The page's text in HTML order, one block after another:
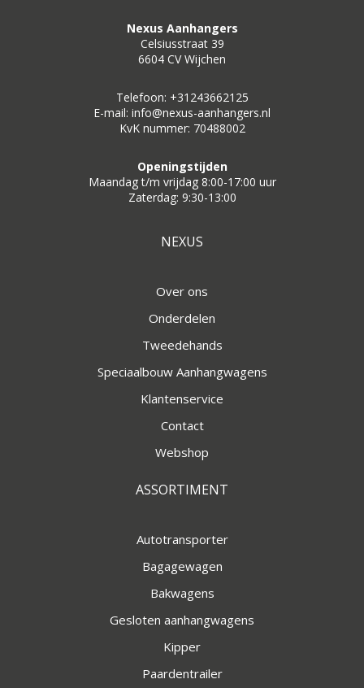
Nexus Aanhangers
Celsiusstraat 39
6604 CV Wijchen
Telefoon: +31243662125
E-mail: info@nexus-aanhangers.nl
KvK nummer: 70488002
Openingstijden
Maandag t/m vrijdag 8:00-17:00 uur
Zaterdag: 9:30-13:00
NEXUS
Over ons
Onderdelen
Tweedehands
Speciaalbouw Aanhangwagens
Klantenservice
Contact
Webshop
ASSORTIMENT
Autotransporter
Bagagewagen
Bakwagens
Gesloten aanhangwagens
Kipper
Paardentrailer